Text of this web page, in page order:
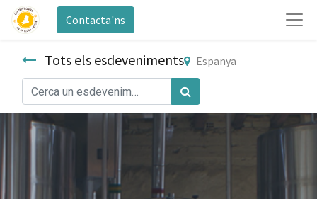
Contacta'ns
Tots els esdeveniments Espanya